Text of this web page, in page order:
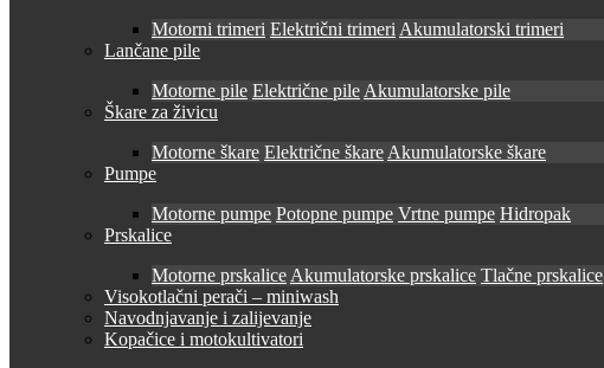
Motorni trimeri Električni trimeri Akumulatorski trimeri
Lančane pile
Motorne pile Električne pile Akumulatorske pile
Škare za živicu
Motorne škare Električne škare Akumulatorske škare
Pumpe
Motorne pumpe Potopne pumpe Vrtne pumpe Hidropak
Prskalice
Motorne prskalice Akumulatorske prskalice Tlačne prskalice
Visokotlačni perači – miniwash
Navodnjavanje i zalijevanje
Kopačice i motokultivatori